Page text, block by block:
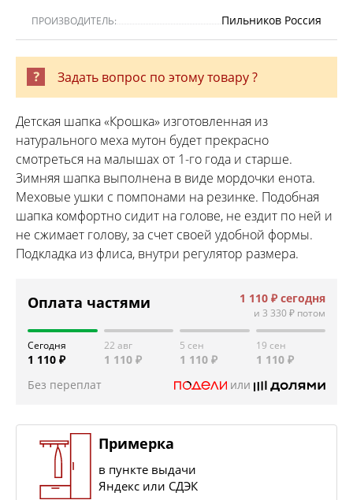
ПРОИЗВОДИТЕЛЬ: Пильников Россия
Задать вопрос по этому товару ?
Детская шапка «Крошка» изготовленная из
натурального меха мутон будет прекрасно
смотреться на малышах от 1-го года и старше.
Зимняя шапка выполнена в виде мордочки енота.
Меховые ушки с помпонами на резинке. Подобная
шапка комфортно сидит на голове, не ездит по ней и
не сжимает голову, за счет своей удобной формы.
Подкладка из флиса, внутри регулятор размера.
Оплата частями 1 110 ₽ сегодня
и 3 330 ₽ потом
Сегодня
1 110 ₽
22 авг
1 110 ₽
5 сен
1 110 ₽
19 сен
1 110 ₽
Без переплат
или
Примерка
в пункте выдачи
Яндекс или СДЭК